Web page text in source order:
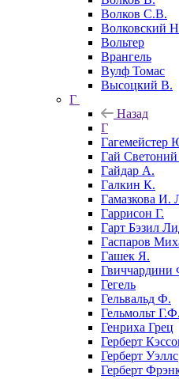
Волков С.В.
Волковский
Вольтер
Врангель
Вулф Томас
Высоцкий В.
Г
Назад
Г
Гагемейстер
Гай
Гайдар А.
Галкин К.
Гамазкова И.
Гаррисон Г.
Гарт Бэзил
Гаспаров
Гашек Я.
Гвиччардини
Гегель
Гельвальд Ф.
Гельмольт Г.Ф.
Генриха Грец
Герберт
Герберт Уэллс
Герберт